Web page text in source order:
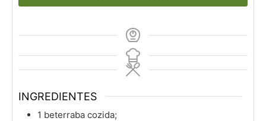
INGREDIENTES
1 beterraba cozida;